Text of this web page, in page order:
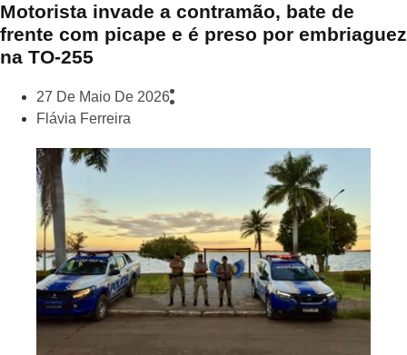
Motorista invade a contramão, bate de
frente com picape e é preso por embriaguez
na TO-255
27 De Maio De 2026
Flávia Ferreira